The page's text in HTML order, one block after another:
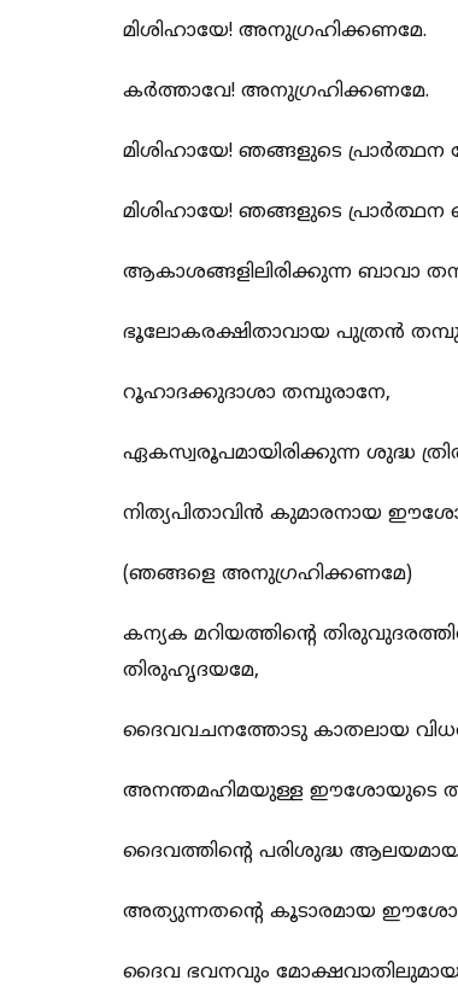
മിശിഹായേ! അനുഗ്രഹിക്കണമേ.
കര്‍ത്താവേ! അനുഗ്രഹിക്കണമേ.
മിശിഹായേ! ഞങ്ങളുടെ
മിശിഹായേ! ഞങ്ങളുടെ
ആകാശങ്ങളിലിരിക്കുന്ന ബാവാ
ഭൂലോകരക്ഷിതാവായ പുത്രന്‍
റൂഹാദക്കുദാശാ തമ്പുരാനേ,
ഏകസ്വരൂപമായിരിക്കുന്ന ശുദ്ധ
നിത്യപിതാവിന്‍ കുമാരനായ
(ഞങ്ങളെ അനുഗ്രഹിക്കണമേ)
കന്യക മറിയത്തിന്റെ
തിരുഹൃദയമേ,
ദൈവവചനത്തോടു കാതലായ
അനന്തമഹിമയുള്ള ഈശോയുടെ
ദൈവത്തിന്‍റെ പരിശുദ്ധ
അത്യുന്നതന്‍റെ കൂടാരമായ
ദൈവ ഭവനവും